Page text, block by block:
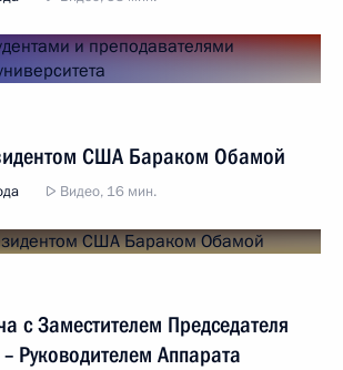
США Бараком Обамой
Видео, 16 мин.
с Заместителем Председателя
Руководителем Аппарата